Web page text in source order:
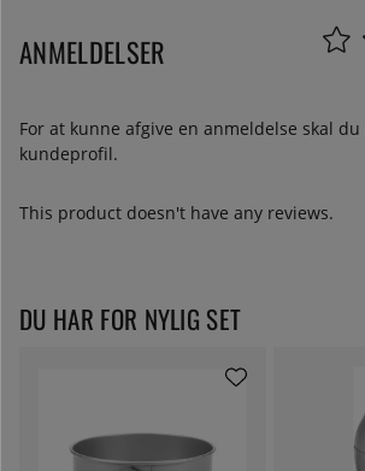
ANMELDELSER
For at kunne afgive en anmeldelse skal du
kundeprofil.
This product doesn't have any reviews.
DU HAR FOR NYLIG SET